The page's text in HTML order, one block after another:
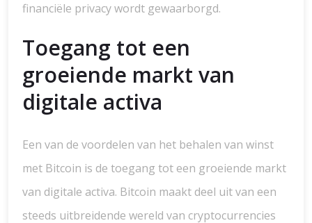
financiële privacy wordt gewaarborgd.
Toegang tot een
groeiende markt van
digitale activa
Een van de voordelen van het behalen van winst
met Bitcoin is de toegang tot een groeiende markt
van digitale activa. Bitcoin maakt deel uit van een
steeds uitbreidende wereld van cryptocurrencies